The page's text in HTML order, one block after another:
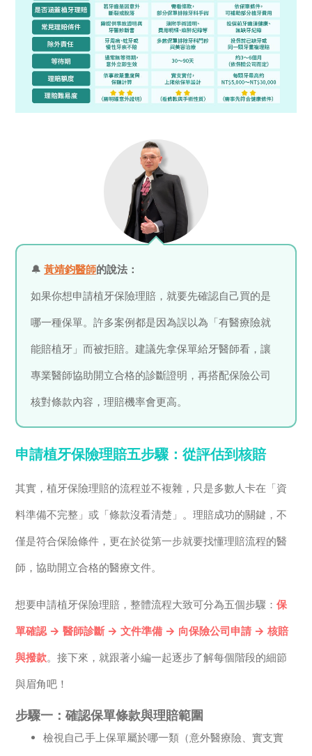
🔔黃靖鈞醫師的說法：
如果你想申請植牙保險理賠，就要先確認自己買的是
哪一種保單。許多案例都是因為誤以為「有醫療險就
能賠植牙」而被拒賠。建議先拿保單給牙醫師看，讓
專業醫師協助開立合格的診斷證明，再搭配保險公司
核對條款內容，理賠機率會更高。
申請植牙保險理賠五步驟：從評估到核賠
其實，植牙保險理賠的流程並不複雜，只是多數人卡在「資
料準備不完整」或「條款沒看清楚」。理賠成功的關鍵，不
僅是符合保險條件，更在於從第一步就要找懂理賠流程的醫
師，協助開立合格的醫療文件。
想要申請植牙保險理賠，整體流程大致可分為五個步驟：保
單確認 → 醫師診斷 → 文件準備 → 向保險公司申請 → 核賠
與撥款。接下來，就跟著小編一起逐步了解每個階段的細節
與眉角吧！
步驟一：確認保單條款與理賠範圍
檢視自己手上保單屬於哪一類（意外醫療險、實支實